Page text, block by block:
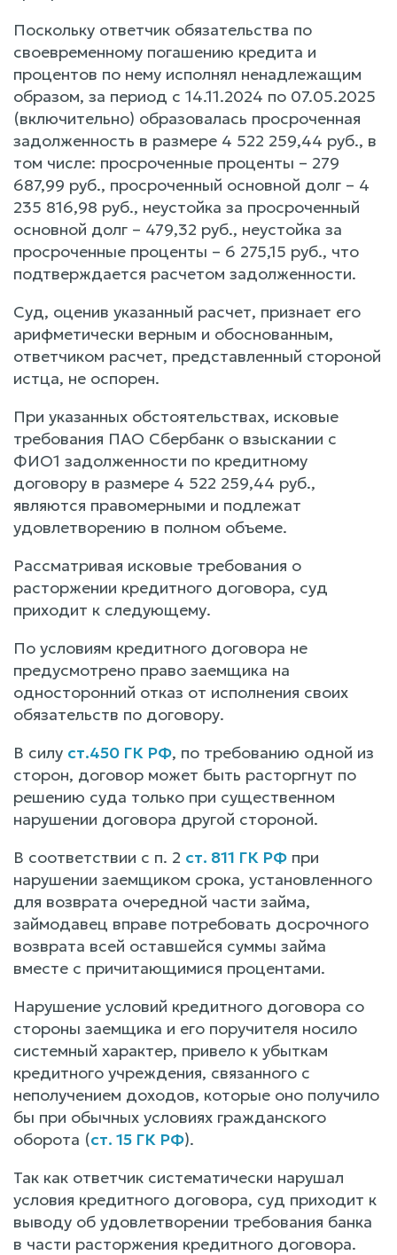
Поскольку ответчик обязательства по
своевременному погашению кредита и
процентов по нему исполнял ненадлежащим
образом, за период с 14.11.2024 по 07.05.2025
(включительно) образовалась просроченная
задолженность в размере 4 522 259,44 руб., в
том числе: просроченные проценты – 279
687,99 руб., просроченный основной долг – 4
235 816,98 руб., неустойка за просроченный
основной долг – 479,32 руб., неустойка за
просроченные проценты – 6 275,15 руб., что
подтверждается расчетом задолженности.
Суд, оценив указанный расчет, признает его
арифметически верным и обоснованным,
ответчиком расчет, представленный стороной
истца, не оспорен.
При указанных обстоятельствах, исковые
требования ПАО Сбербанк о взыскании с
ФИО1 задолженности по кредитному
договору в размере 4 522 259,44 руб.,
являются правомерными и подлежат
удовлетворению в полном объеме.
Рассматривая исковые требования о
расторжении кредитного договора, суд
приходит к следующему.
По условиям кредитного договора не
предусмотрено право заемщика на
односторонний отказ от исполнения своих
обязательств по договору.
В силу ст.450 ГК РФ, по требованию одной из
сторон, договор может быть расторгнут по
решению суда только при существенном
нарушении договора другой стороной.
В соответствии с п. 2 ст. 811 ГК РФ при
нарушении заемщиком срока, установленного
для возврата очередной части займа,
займодавец вправе потребовать досрочного
возврата всей оставшейся суммы займа
вместе с причитающимися процентами.
Нарушение условий кредитного договора со
стороны заемщика и его поручителя носило
системный характер, привело к убыткам
кредитного учреждения, связанного с
неполучением доходов, которые оно получило
бы при обычных условиях гражданского
оборота (ст. 15 ГК РФ).
Так как ответчик систематически нарушал
условия кредитного договора, суд приходит к
выводу об удовлетворении требования банка
в части расторжения кредитного договора.